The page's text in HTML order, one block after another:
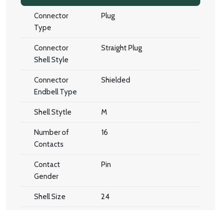
Connector
Type
Plug
Connector
Shell Style
Straight Plug
Connector
Endbell Type
Shielded
Shell Stytle M
Number of
Contacts
16
Contact
Gender
Pin
Shell Size 24